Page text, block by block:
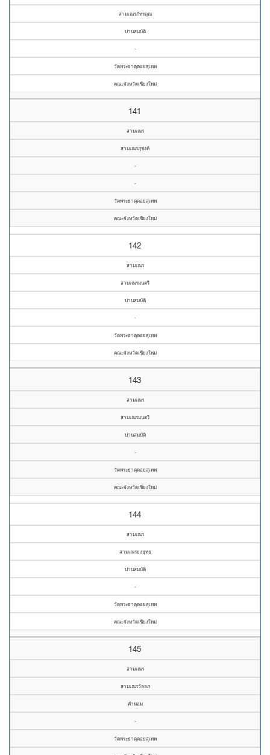
สามเณรภัทรดุณ
ปานสมบัติ
-
วัดพระธาตุดอยสุเทพ
คณะจังหวัดเชียงใหม่
141
สามเณร
สามเณรภุชงค์
-
-
วัดพระธาตุดอยสุเทพ
คณะจังหวัดเชียงใหม่
142
สามเณร
สามเณรมนตรี
ปานสมบัติ
-
วัดพระธาตุดอยสุเทพ
คณะจังหวัดเชียงใหม่
143
สามเณร
สามเณรมนตรี
ปานสมบัติ
-
วัดพระธาตุดอยสุเทพ
คณะจังหวัดเชียงใหม่
144
สามเณร
สามเณรยงยุทธ
ปานสมบัติ
-
วัดพระธาตุดอยสุเทพ
คณะจังหวัดเชียงใหม่
145
สามเณร
สามเณรวัลลภ
คำหอม
-
วัดพระธาตุดอยสุเทพ